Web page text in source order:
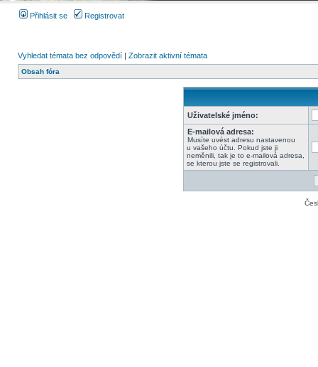
Přihlásit se Registrovat
Vyhledat témata bez odpovědí | Zobrazit aktivní témata
Obsah fóra
Uživatelské jméno:
E-mailová adresa:
Musíte uvést adresu nastavenou
u vašeho účtu. Pokud jste ji
neměnili, tak je to e-mailová adresa,
se kterou jste se registrovali.